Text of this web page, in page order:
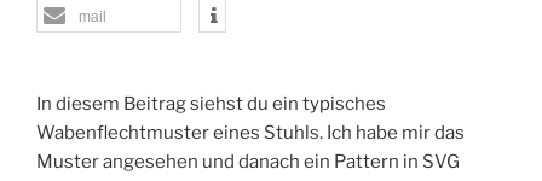
mail
In diesem Beitrag siehst du ein typisches
Wabenflechtmuster eines Stuhls. Ich habe mir das
Muster angesehen und danach ein Pattern in SVG